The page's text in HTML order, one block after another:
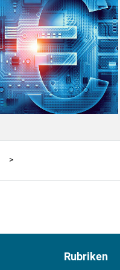
>
Rubriken